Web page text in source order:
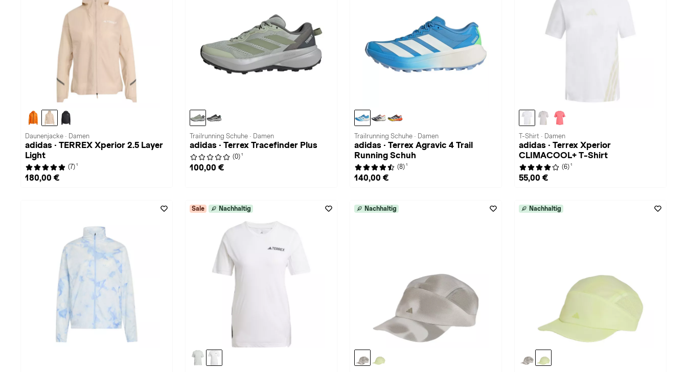
Daunenjacke · Damen
adidas · TERREX Xperior 2.5 Layer
Light
(7) 1
180,00 €
Trailrunning Schuhe · Damen
adidas · Terrex Tracefinder Plus
(0) 1
100,00 €
Trailrunning Schuhe · Damen
adidas · Terrex Agravic 4 Trail
Running Schuh
(8) 1
140,00 €
T-Shirt · Damen
adidas · Terrex Xperior
CLIMACOOL+ T-Shirt
(6) 1
55,00 €
Sale Nachhaltig Nachhaltig Nachhaltig